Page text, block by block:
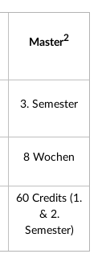
Master2
3. Semester
8 Wochen
60 Credits (1.
& 2.
Semester)